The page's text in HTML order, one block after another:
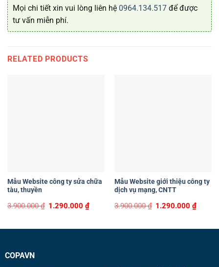
Mọi chi tiết xin vui lòng liên hệ 0964.134.517 để được
tư vấn miễn phí.
RELATED PRODUCTS
Mẫu Website công ty sửa chữa
tàu, thuyền
3.900.000₫ Original
1.290.000₫Current
Mẫu Website giới thiệu công ty
dịch vụ mạng, CNTT
3.900.000₫ Original
1.290.000₫Current
COPAVN